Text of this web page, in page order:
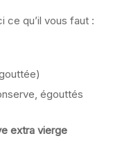
ce qu’il vous faut :
égouttés
extra vierge